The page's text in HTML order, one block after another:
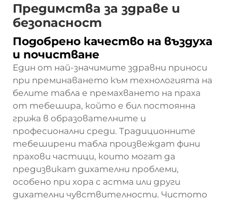
Предимства за здраве и
безопасност
Подобрено качество на въздуха
и почистване
Един от най-значимите здравни приноси
при преминаването към технологията на
белите табла е премахването на праха
от тебешира, който е бил постоянна
грижа в образователните и
професионални среди. Традиционните
тебеширени табла произвеждат фини
прахови частици, които могат да
предизвикат дихателни проблеми,
особено при хора с астма или други
дихателни чувствителности. Чистото